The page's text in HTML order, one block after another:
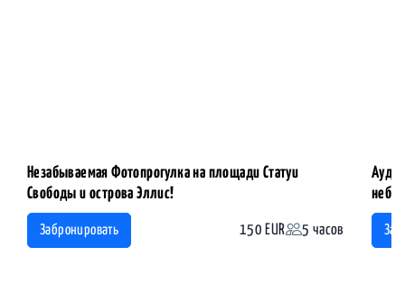
Незабываемая Фотопрогулка на площади Статуи
Свободы и острова Эллис!
Забронировать 150 EUR 5 часов